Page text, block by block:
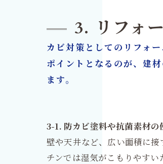
3. リフォ
カビ対策としてのリフォ
ポイントとなるのが、建
ます。
3-1. 防カビ塗料や抗菌素材の
壁や天井など、広い面積に
チンでは湿気がこもりやす